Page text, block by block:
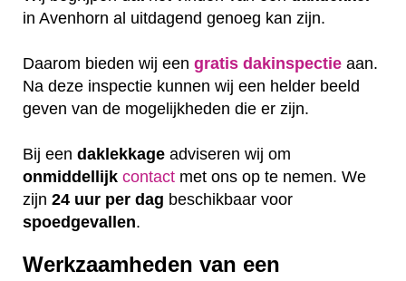
in Avenhorn al uitdagend genoeg kan zijn.
Daarom bieden wij een gratis dakinspectie aan.
Na deze inspectie kunnen wij een helder beeld
geven van de mogelijkheden die er zijn.
Bij een daklekkage adviseren wij om
onmiddellijk contact met ons op te nemen. We
zijn 24 uur per dag beschikbaar voor
spoedgevallen.
Werkzaamheden van een